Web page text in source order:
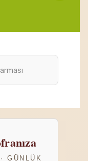
GÜNLÜK